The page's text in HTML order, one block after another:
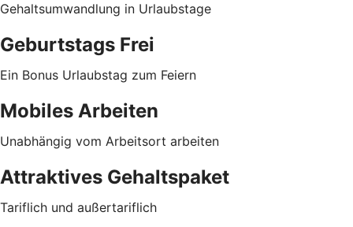
Gehaltsumwandlung in Urlaubstage
Geburtstags Frei
Ein Bonus Urlaubstag zum Feiern
Mobiles Arbeiten
Unabhängig vom Arbeitsort arbeiten
Attraktives Gehaltspaket
Tariflich und außertariflich